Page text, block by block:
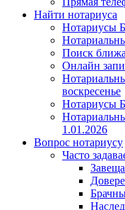
Найти нотариуса
Нотариусы
Поиск
Онлайн
воскресенье
Нотариусы
1.01.2026
Вопрос нотариусу
Часто